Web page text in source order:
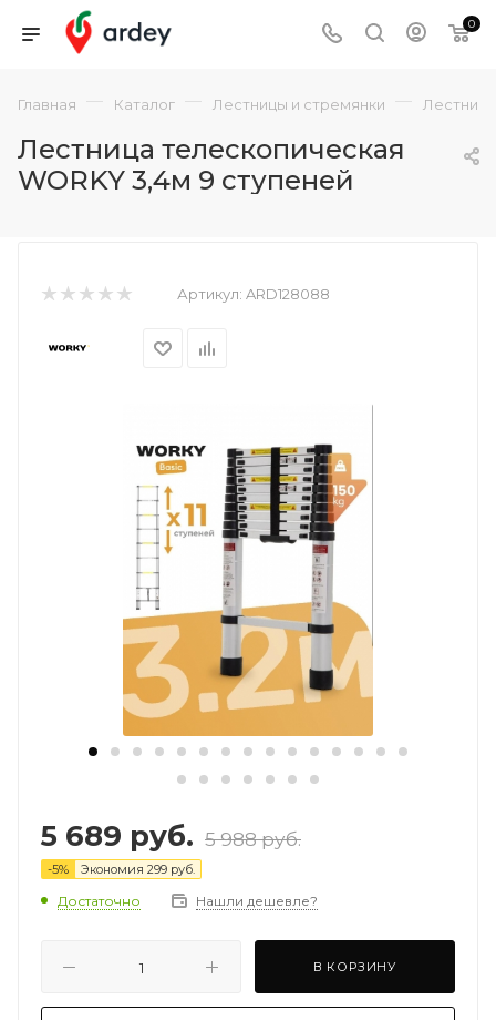
0
Главная — Каталог — Лестницы и стремянки —
Лестница телескопическая
WORKY 3,4м 9 ступеней
Артикул: ARD128088
5 689 руб. 5 988руб.
-5% Экономия 299 руб.
Достаточно Нашли дешевле?
В КОРЗИНУ